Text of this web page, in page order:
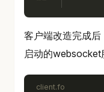
客户端改造完成
启动的websocket
client.fo